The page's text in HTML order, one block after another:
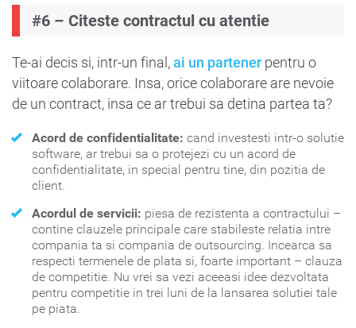
#6 – Citeste contractul cu atentie
Te-ai decis si, intr-un final,ai un partener pentru o
viitoare colaborare. Insa, orice colaborare are nevoie
de un contract, insa ce ar trebui sa detina partea ta?
Acord de confidentialitate: cand investesti intr-o solutie
software, ar trebui sa o protejezi cu un acord de
confidentialitate, in special pentru tine, din pozitia de
client.
Acordul de servicii: piesa de rezistenta a contractului –
contine clauzele principale care stabileste relatia intre
compania ta si compania de outsourcing. Incearca sa
respecti termenele de plata si, foarte important – clauza
de competitie. Nu vrei sa vezi aceeasi idee dezvoltata
pentru competitie in trei luni de la lansarea solutiei tale
pe piata.